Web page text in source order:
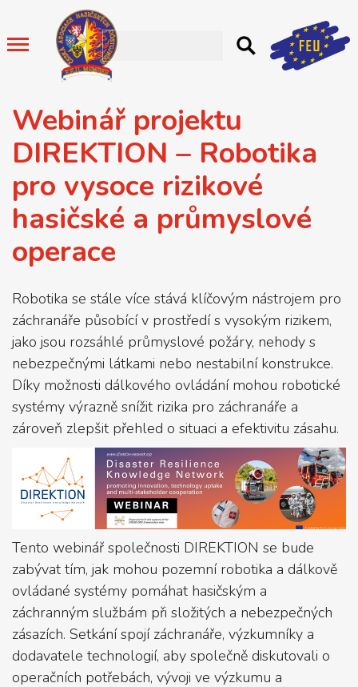
Webinář projektu
DIREKTION – Robotika
pro vysoce rizikové
hasičské a průmyslové
operace
Robotika se stále více stává klíčovým nástrojem pro
záchranáře působící v prostředí s vysokým rizikem,
jako jsou rozsáhlé průmyslové požáry, nehody s
nebezpečnými látkami nebo nestabilní konstrukce.
Díky možnosti dálkového ovládání mohou robotické
systémy výrazně snížit rizika pro záchranáře a
zároveň zlepšit přehled o situaci a efektivitu zásahu.
Tento webinář společnosti DIREKTION se bude
zabývat tím, jak mohou pozemní robotika a dálkově
ovládané systémy pomáhat hasičským a
záchranným službám při složitých a nebezpečných
zásazích. Setkání spojí záchranáře, výzkumníky a
dodavatele technologií, aby společně diskutovali o
operačních potřebách, vývoji ve výzkumu a